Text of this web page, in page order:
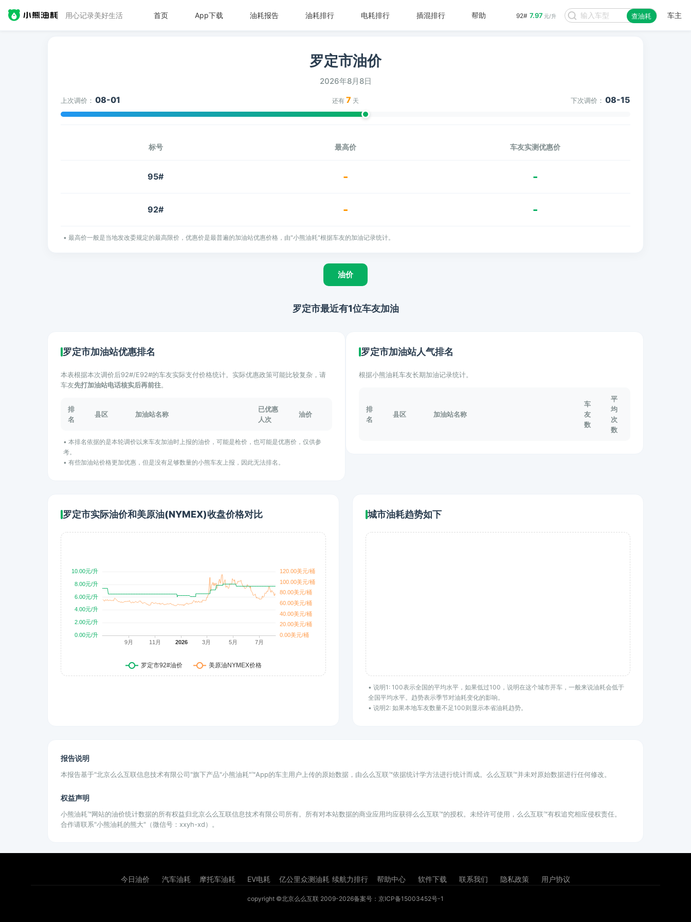
用心记录美好生活 92# 7.97 元/升 查油耗 车主
首页 App下载 油耗报告 油耗排行 电耗排行 插混排行 帮助
罗定市油价
2026年8月8日
上次调价： 08-01 还有 7 天 下次调价： 08-15
标号 最高价 车友实测优惠价
95# - -
92# - -
• 最高价一般是当地发改委规定的最高限价，优惠价是最普遍的加油站优惠价格，由"小熊油耗"根据车友的加油记录统计。
油价
罗定市最近有1位车友加油
罗定市加油站优惠排名
本表根据本次调价后92#/E92#的车友实际支付价格统计。实际优惠政策可能比较复杂，请
车友先打加油站电话核实后再前往。
排
名
县区 加油站名称
已优惠
人次
油价
• 本排名依据的是本轮调价以来车友加油时上报的油价，可能是枪价，也可能是优惠价，仅供参
考。
• 有些加油站价格更加优惠，但是没有足够数量的小熊车友上报，因此无法排名。
罗定市加油站人气排名
根据小熊油耗车友长期加油记录统计。
排
名
县区 加油站名称
车
友
数
平
均
次
数
罗定市实际油价和美原油(NYMEX)收盘价格对比 城市油耗趋势如下
• 说明1: 100表示全国的平均水平，如果低过100，说明在这个城市开车，一般来说油耗会低于
全国平均水平。趋势表示季节对油耗变化的影响。
• 说明2: 如果本地车友数量不足100则显示本省油耗趋势。
报告说明
本报告基于"北京么么互联信息技术有限公司"旗下产品"小熊油耗"™App的车主用户上传的原始数据，由么么互联™依据统计学方法进行统计而成。么么互联™并未对原始数据进行任何修改。
权益声明
小熊油耗™网站的油价统计数据的所有权益归北京么么互联信息技术有限公司所有。所有对本站数据的商业应用均应获得么么互联™的授权。未经许可使用，么么互联™有权追究相应侵权责任。
合作请联系"小熊油耗的熊大"（微信号：xxyh-xd）。
今日油价 汽车油耗 摩托车油耗 EV电耗 亿公里众测油耗 续航力排行 帮助中心 软件下载 联系我们 隐私政策 用户协议
copyright ©北京么么互联 2009-2026备案号：京ICP备15003452号-1